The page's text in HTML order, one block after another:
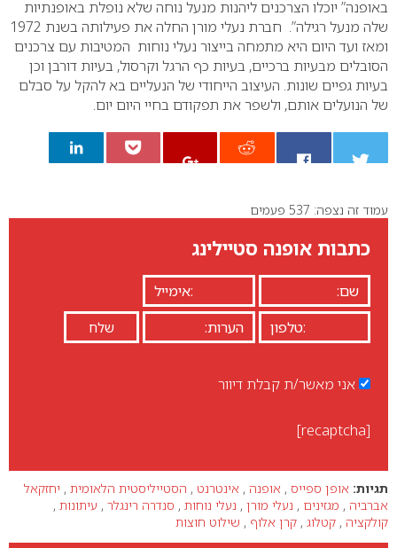
באופנה” יוכלו הצרכנים ליהנות מנעל נוחה שלא נופלת באופנתיות
שלה מנעל רגילה”. חברת נעלי מורן החלה את פעילותה בשנת 1972
ומאז ועד היום היא מתמחה בייצור נעלי נוחות המטיבות עם צרכנים
הסובלים מבעיות ברכיים, בעיות כף הרגל וקרסול, בעיות דורבן וכן
בעיות גפיים שונות. העיצוב הייחודי של הנעליים בא להקל על סבלם
של הנועלים אותם, ולשפר את תפקודם בחיי היום יום.
0
עמוד זה נצפה: 537 פעמים
כתבות אופנה סטיילינג
אני מאשר/ת קבלת דיוור
[recaptcha]
תגיות: אופן ספייס , אופנה , אינטרנט , הסטייליסטית הלאומית , יחזקאל
אברביה , מגזינים , נעלי מורן , נעלי נוחות , סנדרה רינגלר , עיתונות ,
קולקציה , קטלוג , קרן אלוף , שילוט חוצות